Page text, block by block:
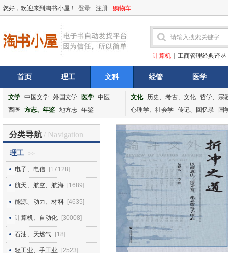
您好，欢迎来到淘书小屋！ 登录 注册 购物车
计算机 工商管理经典译丛
首页 理工 文科 经管 医学
文学 中国文学 外国文学 医学 中医
西医
方志、年鉴 地方志 年鉴
文化 历史、考古、文化 哲学、宗
心理学、社会学 传记、回忆录 国
分类导航 / Navigation
理工 >>
电子、电信 [17128]
航天、航空、航海 [1689]
能源、动力、材料 [4635]
计算机、自动化 [30008]
石油、天燃气 [18]
轻工业、手工业 [2523]